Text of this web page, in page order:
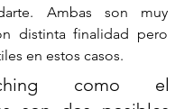
Ambas son muy
distinta finalidad pero
en estos casos.
como el